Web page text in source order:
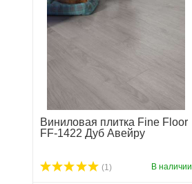
Виниловая плитка Fine Floor
FF-1422 Дуб Авейру
(1) В наличии